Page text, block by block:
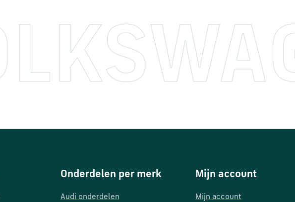
Onderdelen per merk
Audi onderdelen
Mijn account
Mijn account